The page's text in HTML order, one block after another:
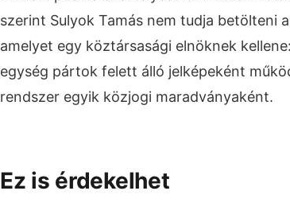
szerint Sulyok Tamás nem tudja betölteni
amelyet egy köztársasági elnöknek
egység pártok felett álló jelképeként
rendszer egyik közjogi maradványaként.
Ez is érdekelhet